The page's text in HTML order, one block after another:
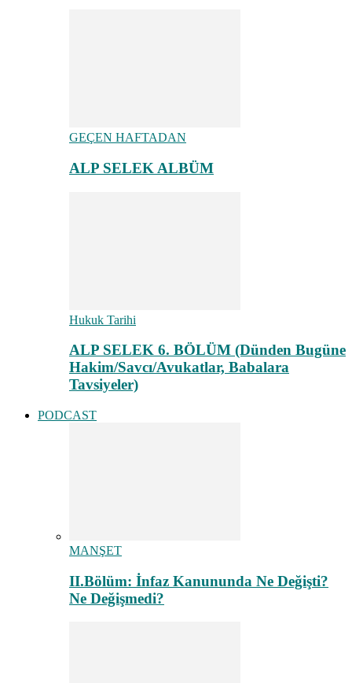
GEÇEN HAFTADAN
ALP SELEK ALBÜM
Hukuk Tarihi
ALP SELEK 6. BÖLÜM (Dünden Bugüne
Hakim/Savcı/Avukatlar, Babalara
Tavsiyeler)
PODCAST
MANŞET
II.Bölüm: İnfaz Kanununda Ne Değişti?
Ne Değişmedi?